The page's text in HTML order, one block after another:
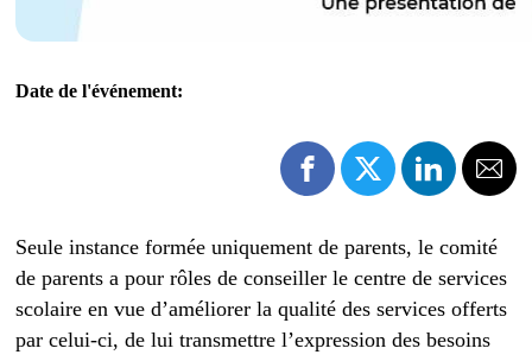
Date de l'événement:
Seule instance formée uniquement de parents, le comité
de parents a pour rôles de conseiller le centre de services
scolaire en vue d’améliorer la qualité des services offerts
par celui-ci, de lui transmettre l’expression des besoins